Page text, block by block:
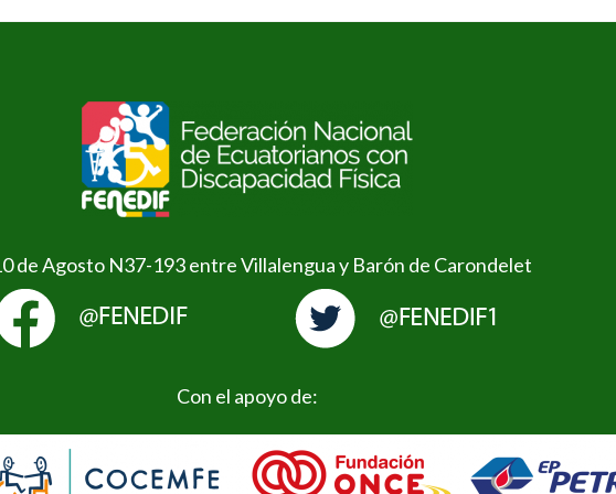
de Agosto N37-193 entre Villalengua y Barón de Carondelet
Con el apoyo de: